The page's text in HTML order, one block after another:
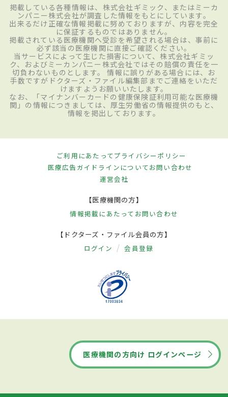
掲載している各種情報は、株式会社ギミック、またはミーカ
ンパニー株式会社が調査した情報をもとにしています。
出来るだけ正確な情報掲載に努めておりますが、内容を完全
に保証するものではありません。
掲載されている医療機関へ受診を希望される場合は、事前に
必ず該当の医療機関に直接ご確認ください。
当サービスによって生じた損害について、株式会社ギミッ
ク、およびミーカンパニー株式会社ではその賠償の責任を一
切負わないものとします。 情報に誤りがある場合には、お
手数ですがドクターズ・ファイル編集部までご連絡をいただ
けますようお願いいたします。
なお、「マイナンバーカードの健康保険証利用可能な医療機
関」の情報につきましては、厚生労働省の情報提供のもと、
情報を掲出しております。
ご利用にあたってプライバシーポリシー
医療広告ガイドラインについてお問い合わせ
運営会社
【医療機関の方】
情報掲載にあたって お問い合わせ
【ドクターズ・ファイル会員の方】
ログイン 会員登録
医療機関の方向け ログインページ